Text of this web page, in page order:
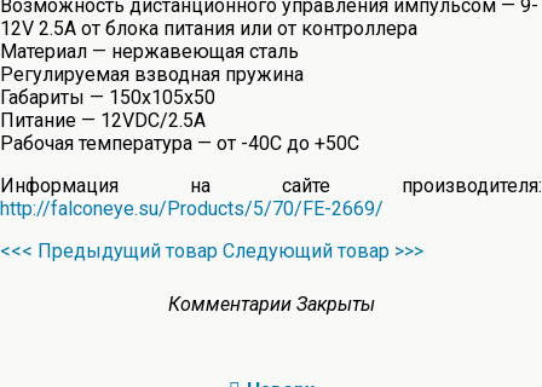
Возможность дистанционного управления импульсом — 9-
12V 2.5A от блока питания или от контроллера
Материал — нержавеющая сталь
Регулируемая взводная пружина
Габариты — 150х105х50
Питание — 12VDC/2.5A
Рабочая температура — от -40С до +50С
Информация на сайте производителя:
http://falconeye.su/Products/5/70/FE-2669/
<<< Предыдущий товар Следующий товар >>>
Комментарии Закрыты